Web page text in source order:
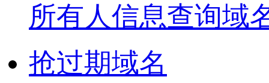
所有人信息查询域
抢过期域名